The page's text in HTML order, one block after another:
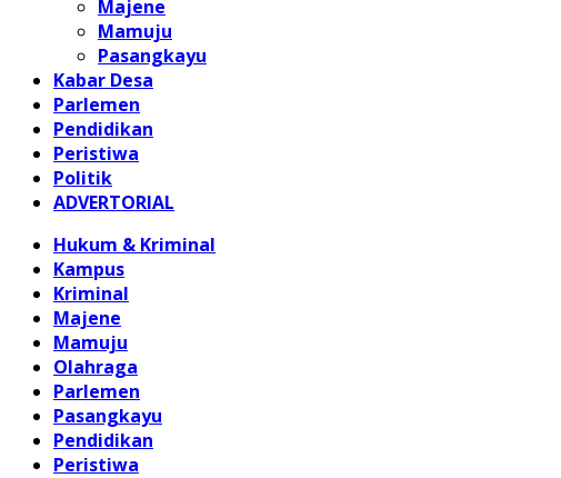
Majene
Mamuju
Pasangkayu
Kabar Desa
Parlemen
Pendidikan
Peristiwa
Politik
ADVERTORIAL
Hukum & Kriminal
Kampus
Kriminal
Majene
Mamuju
Olahraga
Parlemen
Pasangkayu
Pendidikan
Peristiwa